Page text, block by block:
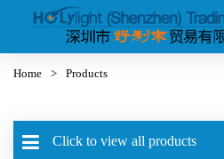
Home > Products
Click to view all products